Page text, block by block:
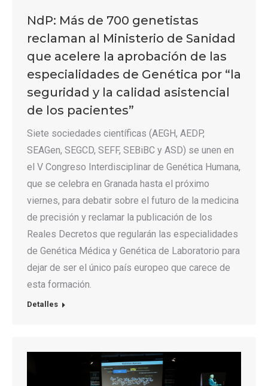
NdP: Más de 700 genetistas
reclaman al Ministerio de Sanidad
que acelere la aprobación de las
especialidades de Genética por “la
seguridad y la calidad asistencial
de los pacientes”
Siete sociedades científicas (AEGH, AEDP,
SEAGen, SEGCD, SEFF, SEBiBC y ASD) se unen en
el V Congreso Interdisciplinar de Genética Humana,
que se celebra en Granada hasta el próximo
viernes, para debatir sobre el futuro de la medicina
de precisión y reclamar la publicación de los
Reales Decretos que regularán las especialidades
de Genética Médica y Genética de Laboratorio para
dejar de ser el único país europeo que carece de
esta formación.
Detalles